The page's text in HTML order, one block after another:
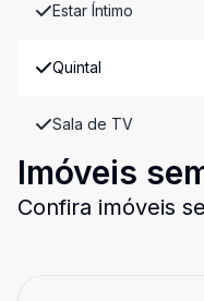
Estar Íntimo
Quintal
Sala de TV
Imóveis
Confira imóveis